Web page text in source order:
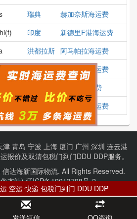
瑞典
赫加奈斯海运费
印度
新德里F港海运费
洪都拉斯 阿马帕拉海运费
西班牙
莫特里尔海运费
派桑杜海运费
俄罗斯 伊加尔卡海运费
津 青岛 宁波 上海 厦门 广州 深圳 连云港
报价及双清包税门到门DDU DDP服务。
达海新国际物流. All Rights Reserved.
本站).辽ICP备19013798号-2
【电话】13604081355
斯港口 澳大利亚港口 阿联酋港口
空运 快递 包税门到门 DDU DDP